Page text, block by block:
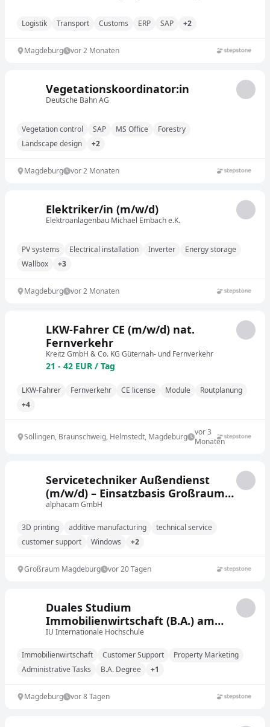
Logistik Transport Customs ERP SAP +2
Magdeburg vor 2 Monaten
Vegetationskoordinator:in
Deutsche Bahn AG
Vegetation control SAP MS Office
Forestry
Landscape design
+2
Magdeburg vor 2 Monaten
Elektriker/in (m/w/d)
Elektroanlagenbau Michael Embach e.K.
PV systems Electrical installation Inverter
Energy storage
Wallbox
+3
Magdeburg vor 2 Monaten
LKW-Fahrer CE (m/w/d) nat.
Fernverkehr
Kreitz GmbH & Co. KG Güternah- und Fernverkehr
21 - 42 EUR / Tag
LKW-Fahrer Fernverkehr CE license Module
Routplanung
+4
Söllingen, Braunschweig, Helmstedt, Magdeburg
vor 3
Monaten
Servicetechniker Außendienst
(m/w/d) – Einsatzbasis Großraum
Magdeburg | Nord-
alphacam GmbH
3D printing additive manufacturing
technical service
customer support
Windows +2
Großraum Magdeburg vor 20 Tagen
Duales Studium
Immobilienwirtschaft (B.A.) am
virtuellen Campus - Wohntraum
IU Internationale Hochschule
Immobilienwirtschaft Customer Support
Property Marketing
Administrative Tasks
B.A. Degree +1
Magdeburg vor 8 Tagen